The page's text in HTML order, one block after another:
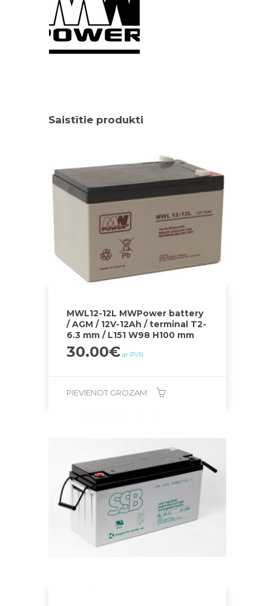
Saistītie produkti
MWL12-12L MWPower battery
/ AGM / 12V-12Ah / terminal T2-
6.3 mm / L151 W98 H100 mm
30.00€ ar PVN
PIEVIENOT GROZAM